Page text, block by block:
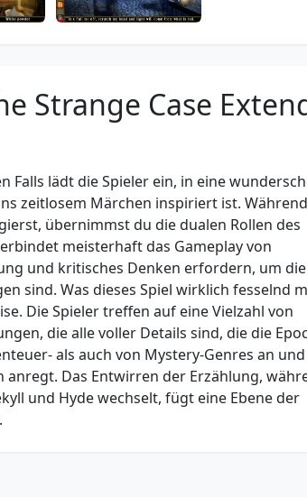
Strange Case
Falls lädt die Spieler ein, in eine
zeitlosem Märchen inspiriert ist.
übernimmst du die dualen Rollen des
meisterhaft das Gameplay von
und kritisches Denken erfordern, um die
sind. Was dieses Spiel wirklich fesselnd
Die Spieler treffen auf eine Vielzahl von
die alle voller Details sind, die die
als auch von Mystery-Genres an
Das Entwirren der Erzählung,
und Hyde wechselt, fügt eine Ebene der